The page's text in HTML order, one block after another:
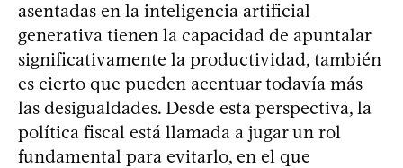
asentadas en la inteligencia artificial
generativa tienen la capacidad de apuntalar
significativamente la productividad, también
es cierto que pueden acentuar todavía más
las desigualdades. Desde esta perspectiva, la
política fiscal está llamada a jugar un rol
fundamental para evitarlo, en el que